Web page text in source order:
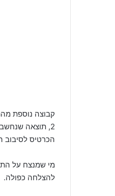
2, תוצאה שנחשבת לסנסציית ענק.
הכרטיס לסיבוב
מי שמנצח על
להצלחה כפולה.